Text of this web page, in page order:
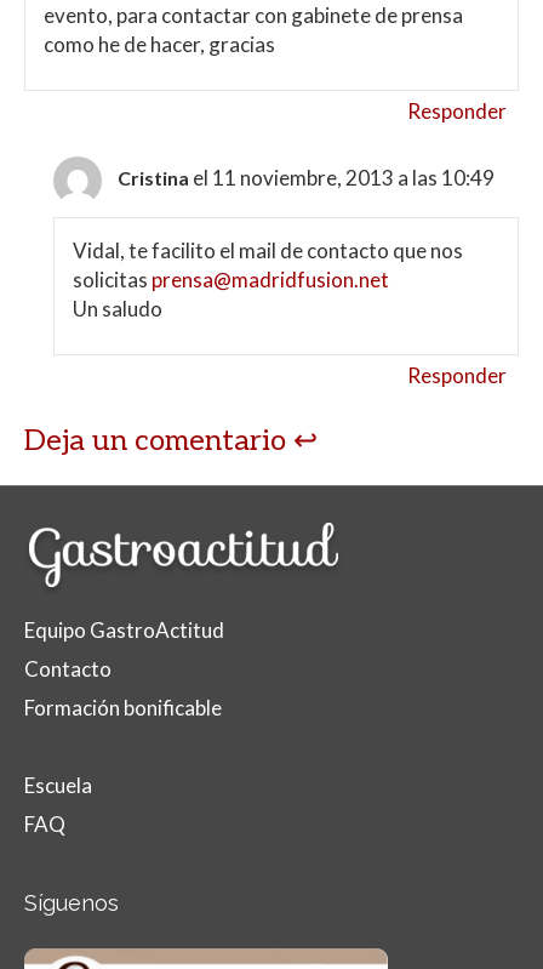
evento, para contactar con gabinete de prensa
como he de hacer, gracias
Responder
Cristina el 11 noviembre, 2013 a las 10:49
Vidal, te facilito el mail de contacto que nos
solicitas prensa@madridfusion.net
Un saludo
Responder
Deja un comentario
Equipo GastroActitud
Contacto
Formación bonificable
Escuela
FAQ
Síguenos